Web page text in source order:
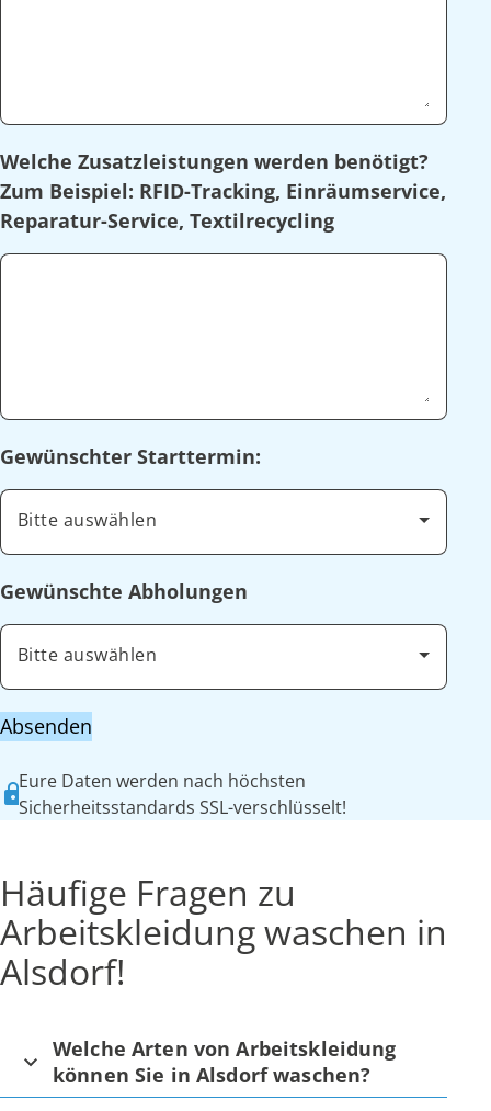
Welche Zusatzleistungen werden benötigt?
Zum Beispiel: RFID-Tracking, Einräumservice,
Reparatur-Service, Textilrecycling
Gewünschter Starttermin:
Bitte auswählen
Gewünschte Abholungen
Bitte auswählen
Absenden
Eure Daten werden nach höchsten
Sicherheitsstandards SSL-verschlüsselt!
Häufige Fragen zu
Arbeitskleidung waschen in
Alsdorf!
Welche Arten von Arbeitskleidung
können Sie in Alsdorf waschen?